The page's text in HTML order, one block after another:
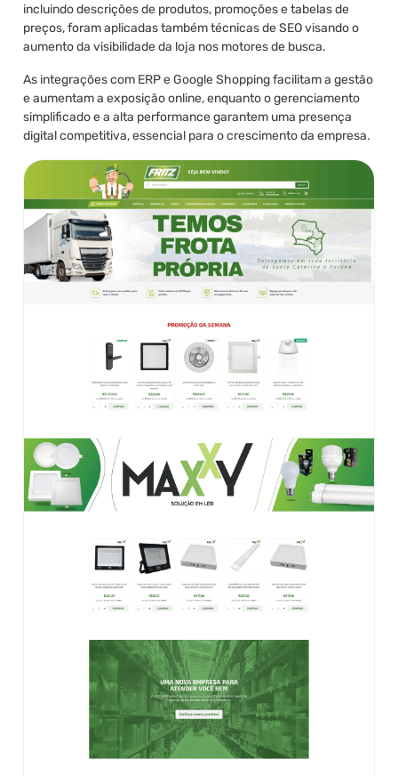
incluindo descrições de produtos, promoções e tabelas de
preços, foram aplicadas também técnicas de SEO visando o
aumento da visibilidade da loja nos motores de busca.
As integrações com ERP e Google Shopping facilitam a gestão
e aumentam a exposição online, enquanto o gerenciamento
simplificado e a alta performance garantem uma presença
digital competitiva, essencial para o crescimento da empresa.